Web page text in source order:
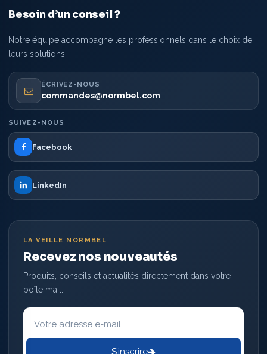
Besoin d’un conseil ?
Notre équipe accompagne les professionnels dans le choix de
leurs solutions.
ÉCRIVEZ-NOUS
commandes@normbel.com
SUIVEZ-NOUS
Facebook
LinkedIn
LA VEILLE NORMBEL
Recevez nos nouveautés
Produits, conseils et actualités directement dans votre
boîte mail.
Votre
adresse
mail
S’inscrire